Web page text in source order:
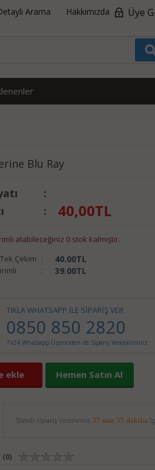
Arama Hakkımızda Üye
Blu Ray
:
: 40,00TL
alabileceğiniz 0 stok kalmıştır.
Çekim : 40.00TL
: 39.00TL
TIKLA WHATSAPP İLE SİPARİŞ VER
0850 850 2820
7x24 Whatsapp Üzerinden de Sipariş Verebilirsiniz.
ekle Hemen Satın Al
Şimdi sipariş verirseniz 37 saat 55 dakika
(0)